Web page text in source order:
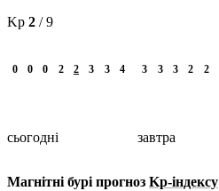
Kp 2 / 9
0 0 0 2 2 3 3 4 3 3 3 2 2
сьогодні завтра
Магнітні бурі прогноз Kp-індексу